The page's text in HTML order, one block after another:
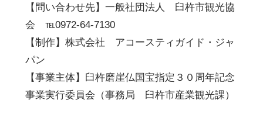
【問い合わせ先】一般社団法人 臼杵市観光協
会 ℡0972-64-7130
【制作】株式会社 アコースティガイド・ジャ
パン
【事業主体】臼杵磨崖仏国宝指定３０周年記念
事業実行委員会（事務局 臼杵市産業観光課）